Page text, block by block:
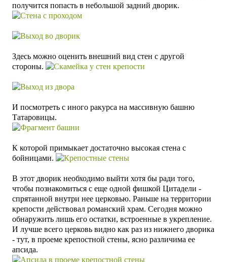
получится попасть в небольшой задний дворик.
Здесь можно оценить внешний вид стен с другой
стороны.
И посмотреть с иного ракурса на массивную башню
Татаровицы.
К которой примыкает достаточно высокая стена с
бойницами.
В этот дворик необходимо выйти хотя бы ради того,
чтобы познакомиться с еще одной фишкой Цитадели -
спрятанной внутри нее церковью. Раньше на территории
крепости действовал романский храм. Сегодня можно
обнаружить лишь его остатки, встроенные в укрепление.
И лучше всего церковь видно как раз из нижнего дворика
- тут, в проеме крепостной стены, ясно различима ее
апсида.